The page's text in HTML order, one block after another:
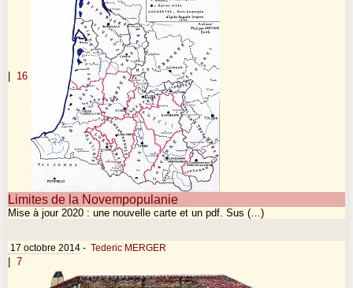
| 16
Limites de la Novempopulanie
Mise à jour 2020 : une nouvelle carte et un pdf. Sus (…)
17 octobre 2014 - Tederic MERGER
7